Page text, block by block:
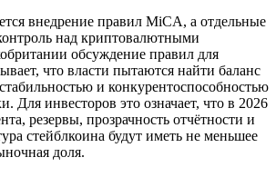
внедрение правил MiCA, а отдельные
над криптовалютными
обсуждение правил для
что власти пытаются найти баланс
и конкурентоспособностью
Для инвесторов это означает, что в 2026
резервы, прозрачность отчётности и
стейблкоина будут иметь не меньшее
доля.